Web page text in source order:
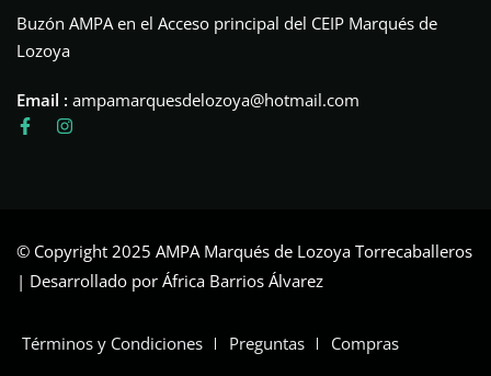
Buzón AMPA en el Acceso principal del CEIP Marqués de
Lozoya
Email : ampamarquesdelozoya@hotmail.com
© Copyright 2025 AMPA Marqués de Lozoya Torrecaballeros
| Desarrollado por África Barrios Álvarez
Términos y Condiciones Preguntas Compras